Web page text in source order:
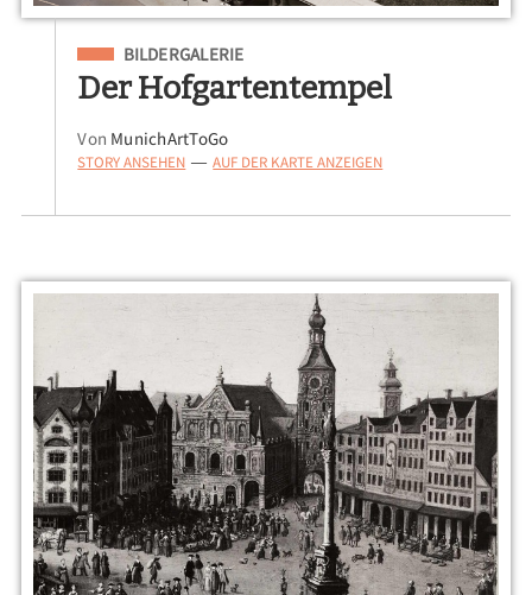
Eingeordnet unter
BILDERGALERIE
Der Hofgartentempel
Von MunichArtToGo
STORY ANSEHEN — AUF DER KARTE ANZEIGEN